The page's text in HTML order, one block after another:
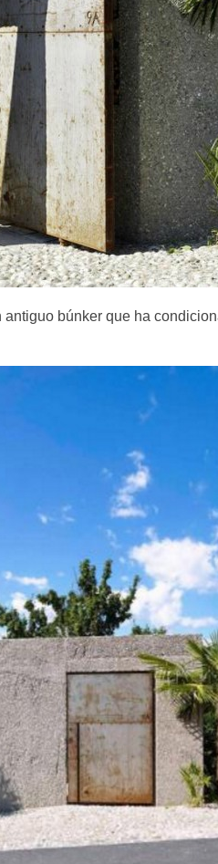
búnker que ha